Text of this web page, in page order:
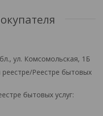
ул. Комсомольская, 1Б
Реестре бытовых
бытовых услуг: